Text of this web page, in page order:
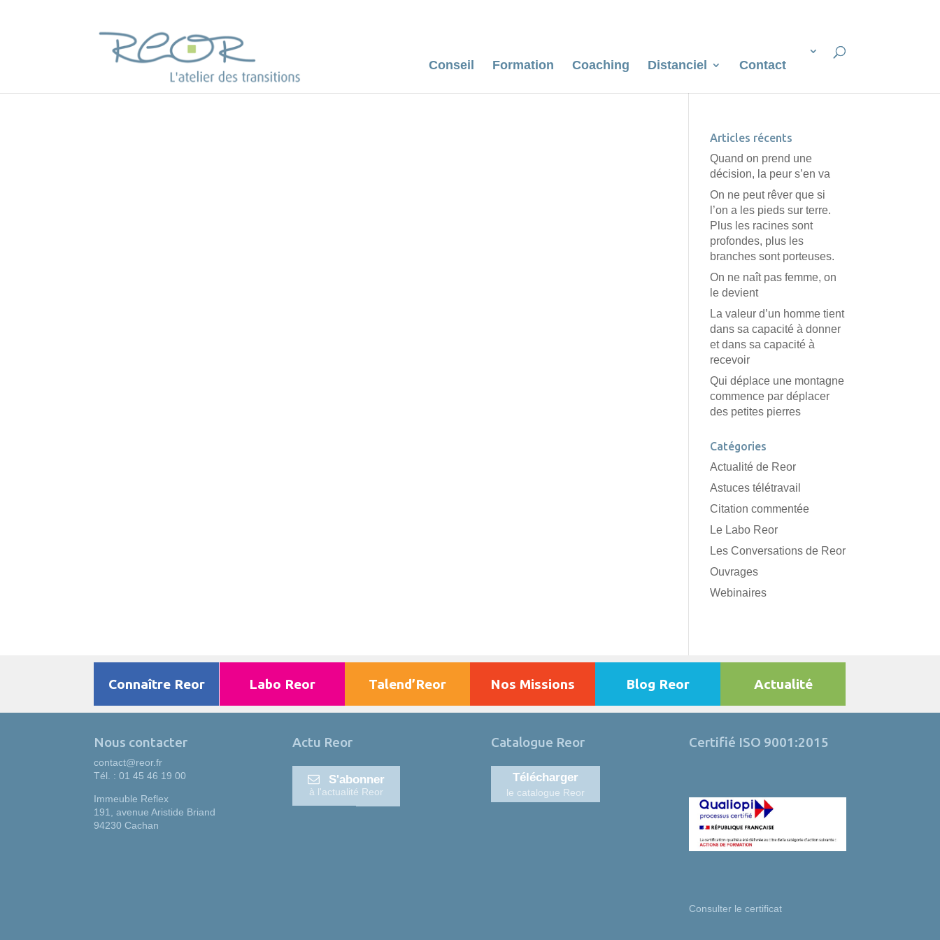
Conseil Formation Coaching Distanciel Contact
Articles récents
Quand on prend une
décision, la peur s’en va
On ne peut rêver que si
l’on a les pieds sur terre.
Plus les racines sont
profondes, plus les
branches sont porteuses.
On ne naît pas femme, on
le devient
La valeur d’un homme tient
dans sa capacité à donner
et dans sa capacité à
recevoir
Qui déplace une montagne
commence par déplacer
des petites pierres
Catégories
Actualité de Reor
Astuces télétravail
Citation commentée
Le Labo Reor
Les Conversations de Reor
Ouvrages
Webinaires
Connaître Reor Labo Reor Talend’Reor Nos Missions Blog Reor Actualité
Nous contacter
contact@reor.fr
Tél. : 01 45 46 19 00
Immeuble Reflex
191, avenue Aristide Briand
94230 Cachan
Actu Reor
S'abonner
à l'actualité Reor
Catalogue Reor
Télécharger
le catalogue Reor
Certifié ISO 9001:2015
Consulter le certificat